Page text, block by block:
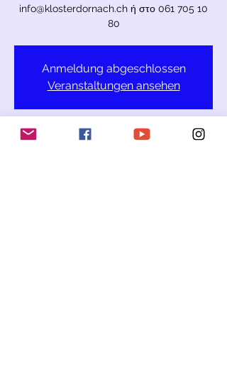
info@klosterdornach.ch ή στο 061 705 10
80
Anmeldung abgeschlossen
Veranstaltungen ansehen
΄'Ωρα & Τοποθεσία